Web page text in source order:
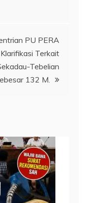
PU PERA
Terkait
Tebelian
132 M.